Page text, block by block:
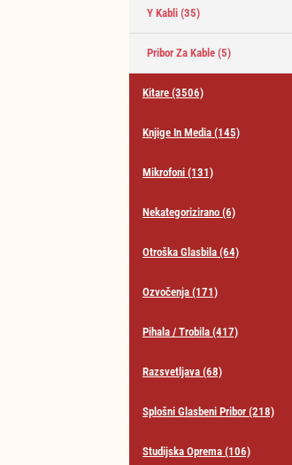
Y Kabli(35)
Pribor Za Kable(5)
Kitare(3506)
Knjige In Media(145)
Mikrofoni(131)
Nekategorizirano(6)
Otroška Glasbila(64)
Ozvočenja(171)
Pihala / Trobila(417)
Razsvetljava(68)
Splošni Glasbeni Pribor(218)
Studijska Oprema(106)